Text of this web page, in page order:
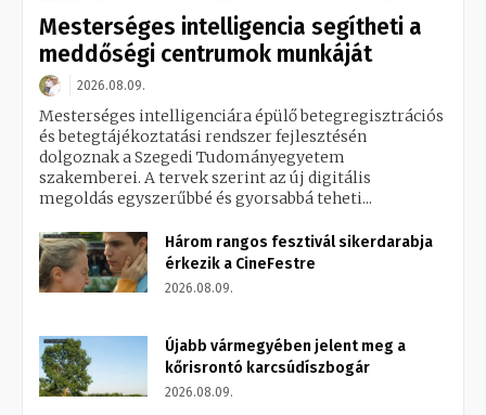
Mesterséges intelligencia segítheti a
meddőségi centrumok munkáját
2026.08.09.
Mesterséges intelligenciára épülő betegregisztrációs
és betegtájékoztatási rendszer fejlesztésén
dolgoznak a Szegedi Tudományegyetem
szakemberei. A tervek szerint az új digitális
megoldás egyszerűbbé és gyorsabbá teheti...
Három rangos fesztivál sikerdarabja
érkezik a CineFestre
2026.08.09.
Újabb vármegyében jelent meg a
kőrisrontó karcsúdíszbogár
2026.08.09.